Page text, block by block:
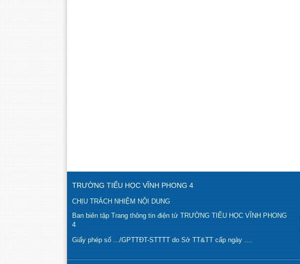
TRƯỜNG TIỂU HỌC VĨNH PHONG 4
CHỊU TRÁCH NHIỆM NỘI DUNG
Ban biên tập Trang thông tin điện tử TRƯỜNG TIỂU HỌC VĨNH PHONG
4
Giấy phép số .../GPTTĐT-STTTT do Sở TT&TT cấp ngày ....